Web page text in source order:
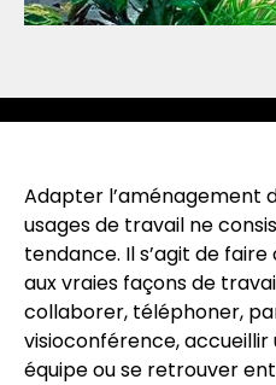
Adapter l’aménagement
usages de travail ne
tendance. Il s’agit de
aux vraies façons de
collaborer, téléphoner,
visioconférence,
équipe ou se retrouver